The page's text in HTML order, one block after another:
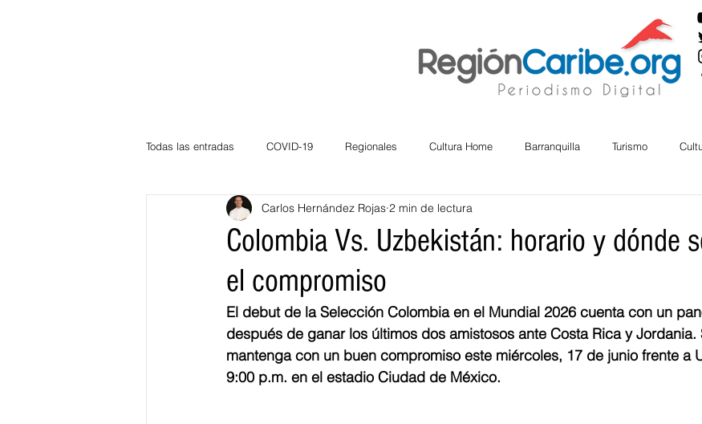
Todas las entradas COVID-19 Regionales Cultura Home Barranquilla Turismo
Atlántico La Guajira Cesar English
Bloggeros Hermanos Mayores
Educación BID BIENESTAR AMBIENTAL AFRO
Colombia Vs. Uzbekistán: horario y dónde
el compromiso
Carlos Hernández Rojas 2 min de lectura
El debut de la Selección Colombia en el Mundial 2026 cuenta con un
después de ganar los últimos dos amistosos ante Costa Rica y
mantenga con un buen compromiso este miércoles, 17 de junio frente a
9:00 p.m. en el estadio Ciudad de México.